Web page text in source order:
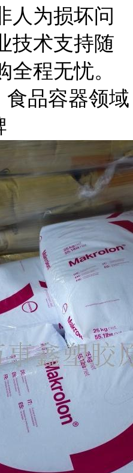
人为损坏问
技术支持随
全程无忧。
食品容器领域